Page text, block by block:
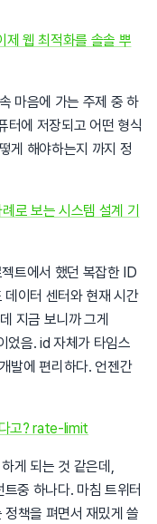
제 웹 최적화를 솔솔 뿌
마음에 가는 주제 중 하
터에 저장되고 어떤 형식
게 해야하는지 까지 정
로 보는 시스템 설계 기
트에서 했던 복잡한 ID
이터 센터와 현재 시간
지금 보니까 그게
음. id 자체가 타임스
발에 편리하다. 언젠간
고? rate-limit
게 되는 것 같은데,
중 하나다. 마침 트위터
책을 펴면서 재밌게 쓸